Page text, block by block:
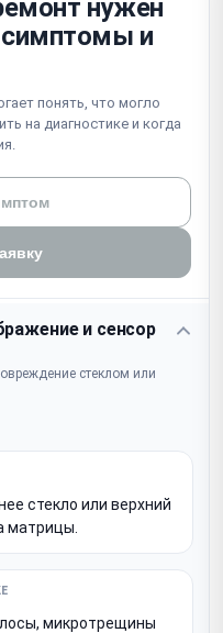
нужен
симптомы и
понять, что могло
на диагностике и когда
и сенсор
стеклом или
стекло или верхний
матрицы.
микротрещины